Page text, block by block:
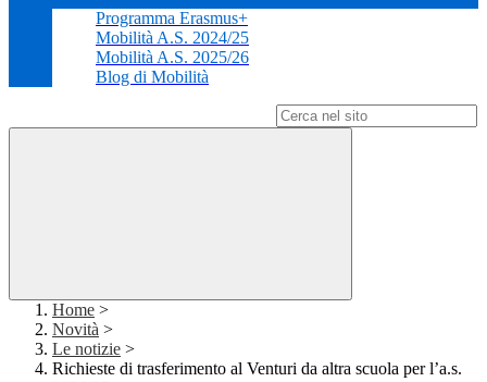
Programma Erasmus+
Mobilità A.S. 2024/25
Mobilità A.S. 2025/26
Blog di Mobilità
Home >
Novità >
Le notizie >
Richieste di trasferimento al Venturi da altra scuola per l’a.s.